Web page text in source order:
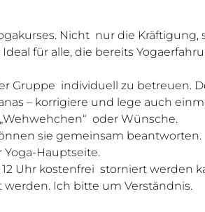
Nicht  nur die Kräftigung,
Ideal für alle, die bereits
Gruppe  individuell zu betreuen.
– korrigiere und lege auch
oder Wünsche.
sie gemeinsam beantworten.
Hauptseite.
Uhr kostenfrei  storniert werden
Ich bitte um Verständnis.